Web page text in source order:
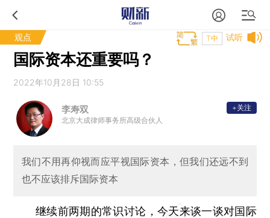
观点 试听
T中
国际资本还重要吗？
2022年10月28日 10:55
李寿双
北京大成律师事务所高级合伙人
+关注
我们不用再仰视而应平视国际资本，但我们还远不到
也不应该排斥国际资本
继续前两期的常识讨论，今天来谈一谈对国际